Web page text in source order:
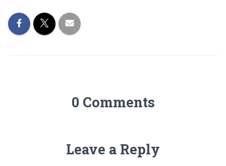
0 Comments
Leave a Reply